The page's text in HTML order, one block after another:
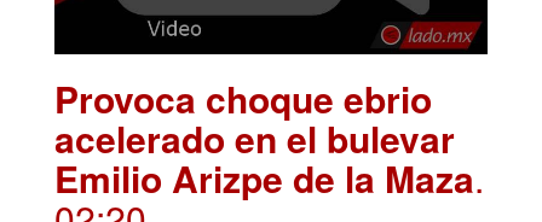
Provoca choque ebrio
acelerado en el bulevar
Emilio Arizpe de la Maza.